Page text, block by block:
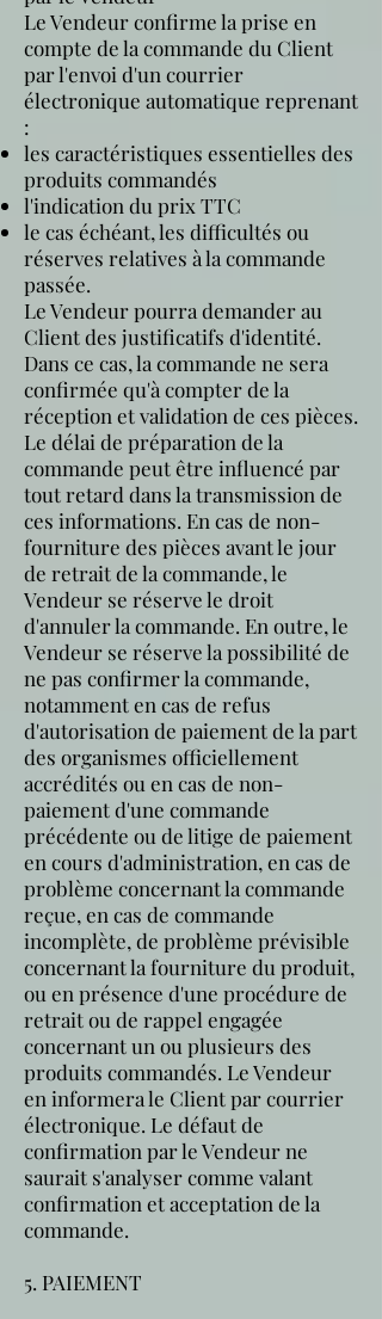
Le Vendeur confirme la prise en
compte de la commande du Client
par l'envoi d'un courrier
électronique automatique reprenant
:
les caractéristiques essentielles des
produits commandés
l'indication du prix TTC
le cas échéant, les difficultés ou
réserves relatives à la commande
passée.
Le Vendeur pourra demander au
Client des justificatifs d'identité.
Dans ce cas, la commande ne sera
confirmée qu'à compter de la
réception et validation de ces pièces.
Le délai de préparation de la
commande peut être influencé par
tout retard dans la transmission de
ces informations. En cas de non-
fourniture des pièces avant le jour
de retrait de la commande, le
Vendeur se réserve le droit
d'annuler la commande. En outre, le
Vendeur se réserve la possibilité de
ne pas confirmer la commande,
notamment en cas de refus
d'autorisation de paiement de la part
des organismes officiellement
accrédités ou en cas de non-
paiement d'une commande
précédente ou de litige de paiement
en cours d'administration, en cas de
problème concernant la commande
reçue, en cas de commande
incomplète, de problème prévisible
concernant la fourniture du produit,
ou en présence d'une procédure de
retrait ou de rappel engagée
concernant un ou plusieurs des
produits commandés. Le Vendeur
en informera le Client par courrier
électronique. Le défaut de
confirmation par le Vendeur ne
saurait s'analyser comme valant
confirmation et acceptation de la
commande.
5. PAIEMENT